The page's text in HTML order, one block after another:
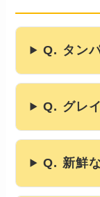
Q. タン
Q. グレ
Q. 新鮮